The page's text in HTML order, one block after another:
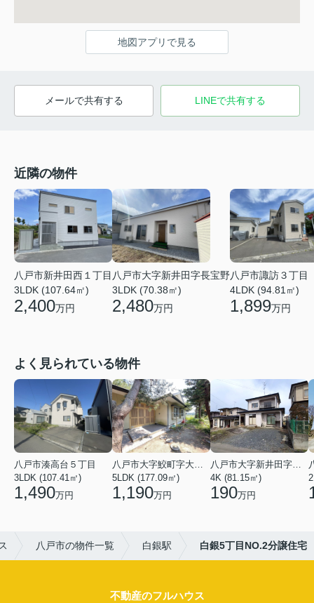
地図アプリで見る
メールで共有する LINEで共有する
近隣の物件
八戸市新井田西１丁目
3LDK (107.64㎡)
2,400万円
八戸市大字新井田字長宝野
3LDK (70.38㎡)
2,480万円
八戸市諏訪３丁目
4LDK (94.81㎡)
1,899万円
よく見られている物件
八戸市湊高台５丁目
3LDK (107.41㎡)
1,490万円
八戸市大字鮫町字大草離
5LDK (177.09㎡)
1,190万円
八戸市大字新井田字塩入
4K (81.15㎡)
190万円
八戸市の物件一覧 白銀駅 白銀5丁目NO.2分譲住宅
不動産のフルハウス